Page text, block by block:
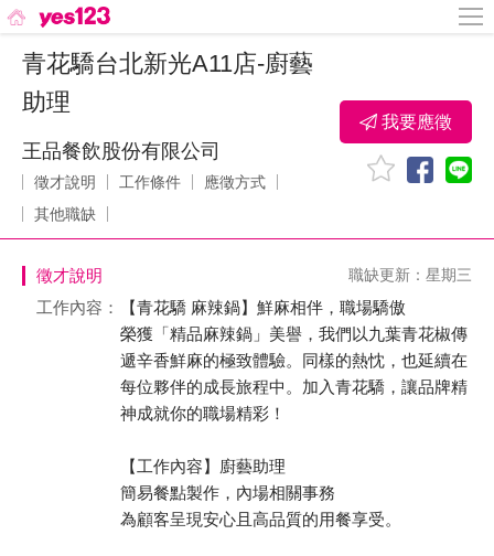
青花驕台北新光A11店-廚藝
助理
王品餐飲股份有限公司
徵才說明 工作條件
應徵方式
其他職缺
我要應徵
徵才說明 職缺更新：星期三
工作內容：
【青花驕 麻辣鍋】鮮麻相伴，職場驕傲
榮獲「精品麻辣鍋」美譽，我們以九葉青花椒傳
遞辛香鮮麻的極致體驗。同樣的熱忱，也延續在
每位夥伴的成長旅程中。加入青花驕，讓品牌精
神成就你的職場精彩！
【工作內容】廚藝助理
簡易餐點製作，內場相關事務
為顧客呈現安心且高品質的用餐享受。